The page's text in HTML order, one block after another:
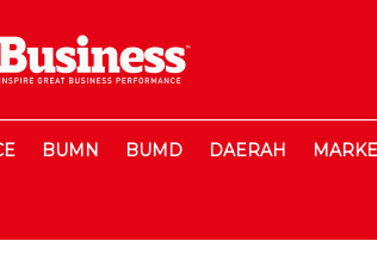
BUMN BUMD DAERAH